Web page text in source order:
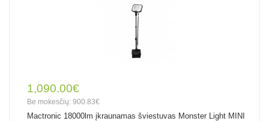
1,090.00€
Be mokesčių: 900.83€
Mactronic 18000lm įkraunamas šviestuvas Monster Light MINI